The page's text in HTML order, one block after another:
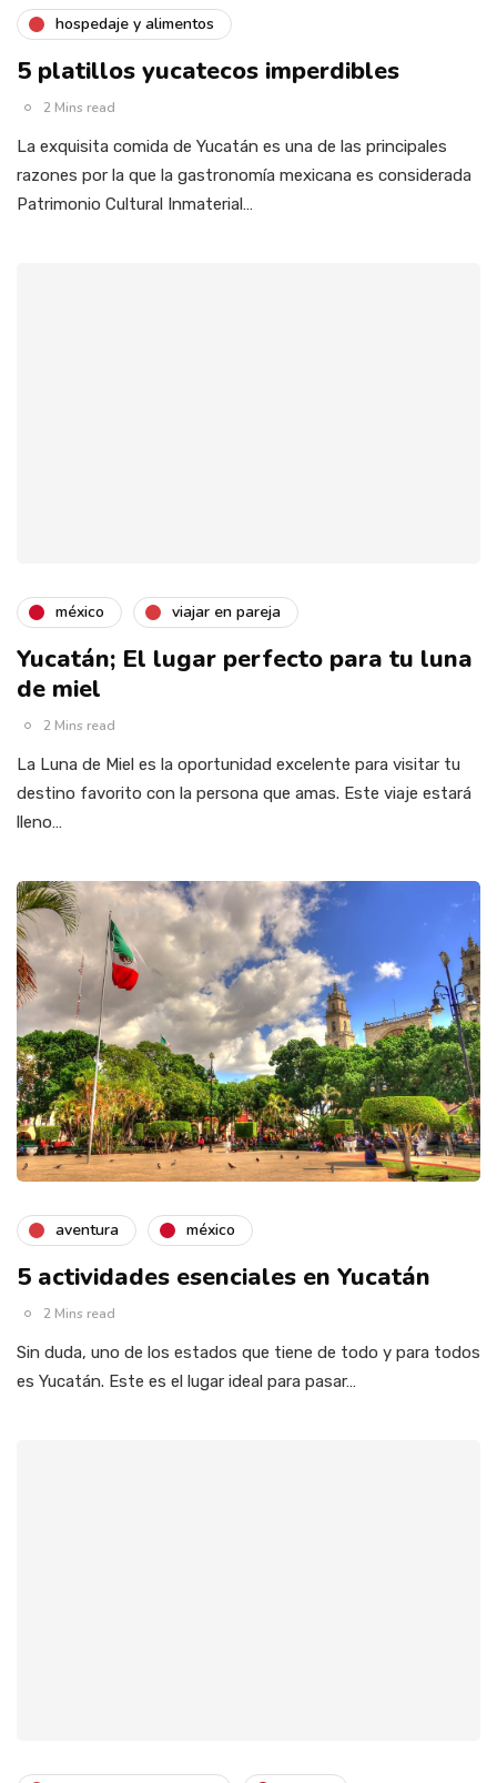
hospedaje y alimentos
5 platillos yucatecos imperdibles
2 Mins read
La exquisita comida de Yucatán es una de las principales
razones por la que la gastronomía mexicana es considerada
Patrimonio Cultural Inmaterial…
méxico viajar en pareja
Yucatán; El lugar perfecto para tu luna
de miel
2 Mins read
La Luna de Miel es la oportunidad excelente para visitar tu
destino favorito con la persona que amas. Este viaje estará
lleno…
aventura méxico
5 actividades esenciales en Yucatán
2 Mins read
Sin duda, uno de los estados que tiene de todo y para todos
es Yucatán. Este es el lugar ideal para pasar…